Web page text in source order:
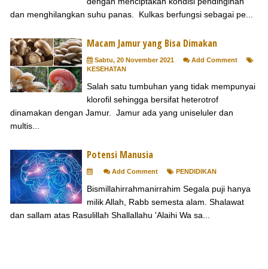
dan menghilangkan suhu panas. Kulkas berfungsi sebagai pe...
Macam Jamur yang Bisa Dimakan
Sabtu, 20 November 2021
Add Comment
KESEHATAN
Salah satu tumbuhan yang tidak mempunyai
klorofil sehingga bersifat heterotrof
dinamakan dengan Jamur. Jamur ada yang uniseluler dan
multis...
Potensi Manusia
Add Comment PENDIDIKAN
Bismillahirrahmanirrahim Segala puji hanya
milik Allah, Rabb semesta alam. Shalawat
dan sallam atas Rasulillah Shallallahu 'Alaihi Wa sa...